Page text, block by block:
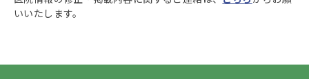
いいたします。